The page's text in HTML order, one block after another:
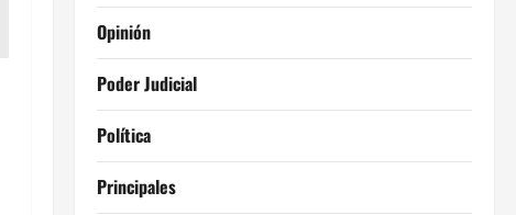
Opinión
Poder Judicial
Política
Principales